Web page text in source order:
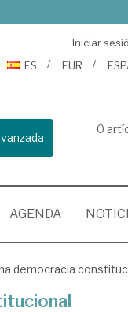
Iniciar
ES
EUR
0
AGENDA
democracia